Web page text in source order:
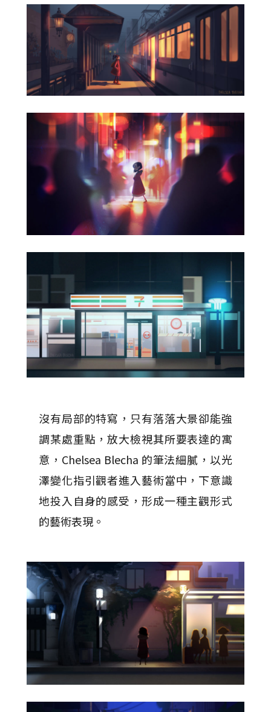
沒有局部的特寫，只有落落大景卻能強
調某處重點，放大檢視其所要表達的寓
意，Chelsea Blecha 的筆法細膩，以光
澤變化指引觀者進入藝術當中，下意識
地投入自身的感受，形成一種主觀形式
的藝術表現。